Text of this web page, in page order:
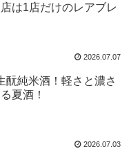
は1店だけのレアブレ
2026.07.07
酛純米酒！軽さと濃さ
夏酒！
2026.07.03